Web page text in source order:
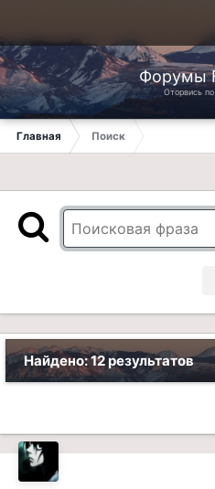
Форумы
Оторвись
Главная Поиск
Найдено: 12 результатов